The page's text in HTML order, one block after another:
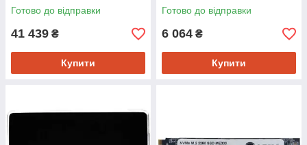
Готово до відправки
41 439 ₴
Купити
Готово до відправки
6 064 ₴
Купити